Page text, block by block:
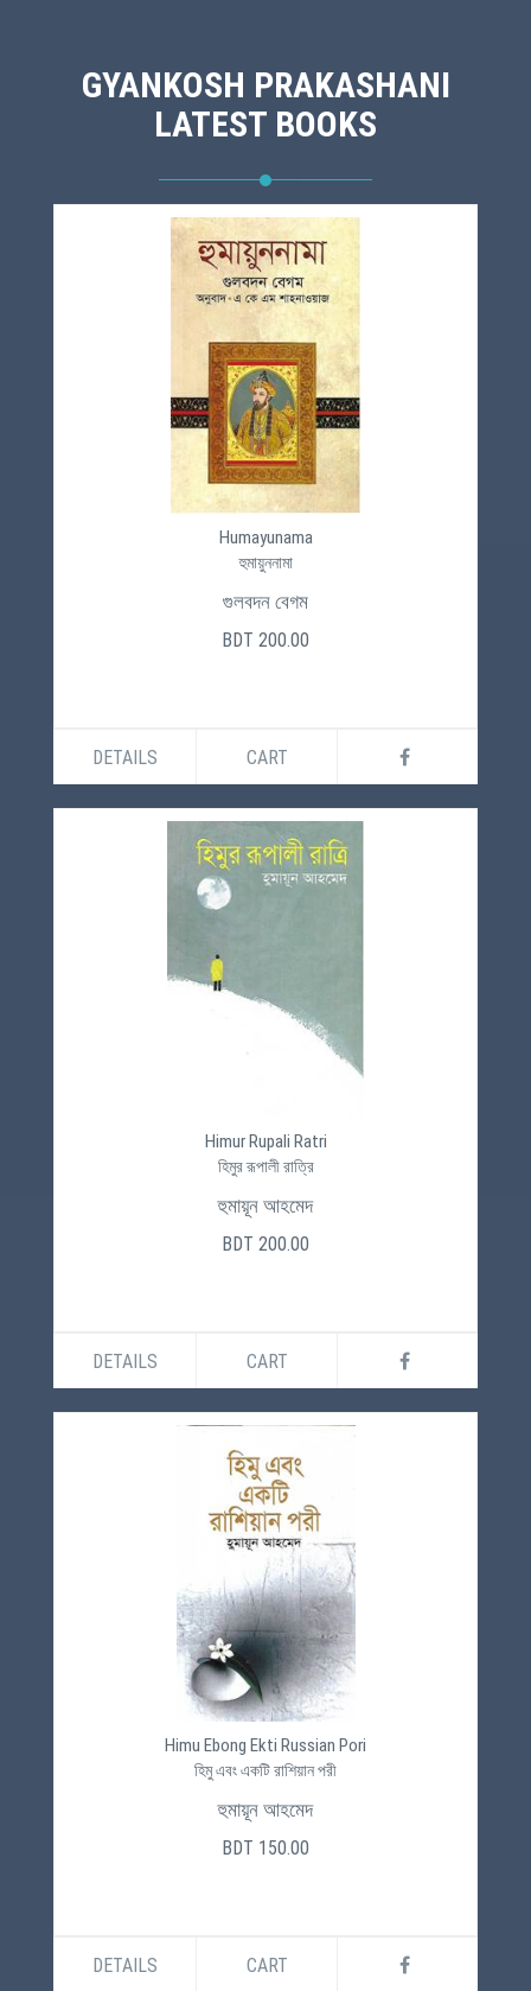
GYANKOSH PRAKASHANI
LATEST BOOKS
Humayunama
হুমায়ুননামা
গুলবদন বেগম
BDT 200.00
DETAILS CART
Himur Rupali Ratri
হিমুর রূপালী রাত্রি
হুমায়ূন আহমেদ
BDT 200.00
DETAILS CART
Himu Ebong Ekti Russian Pori
হিমু এবং একটি রাশিয়ান পরী
হুমায়ূন আহমেদ
BDT 150.00
DETAILS CART